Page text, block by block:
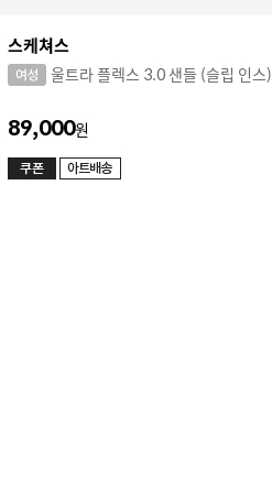
스케쳐스
울트라 플렉스 3.0 샌들 (슬립 인스)
89,000원